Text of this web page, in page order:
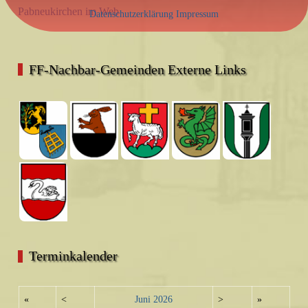
Pabneukirchen im Web
FF-Nachbar-Gemeinden Externe Links
Terminkalender
« < Juni 2026 > »
Datenschutzerklärung Impressum